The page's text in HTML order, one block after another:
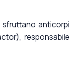
sfruttano anticorpi
responsabile